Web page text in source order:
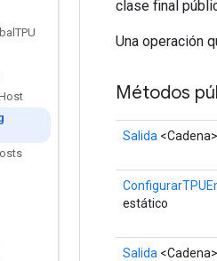
TPU
clase final
Una operación
Métodos
Salida <Cadena>
estático
Salida <Cadena>